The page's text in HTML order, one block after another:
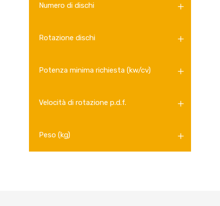
Numero di dischi
Rotazione dischi
Potenza minima richiesta (kw/cv)
Velocità di rotazione p.d.f.
Peso (kg)